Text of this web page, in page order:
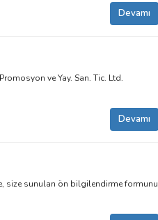
Devamı
ve Yay. San. Tic. Ltd.
Devamı
size sunulan ön bilgilendirme formunu